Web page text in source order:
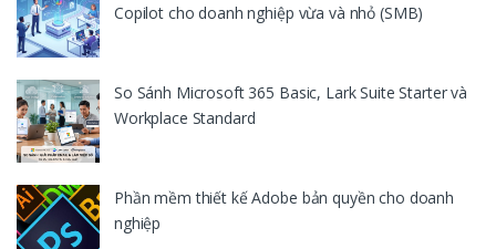
Copilot cho doanh nghiệp vừa và nhỏ (SMB)
So Sánh Microsoft 365 Basic, Lark Suite Starter và
Workplace Standard
Phần mềm thiết kế Adobe bản quyền cho doanh
nghiệp